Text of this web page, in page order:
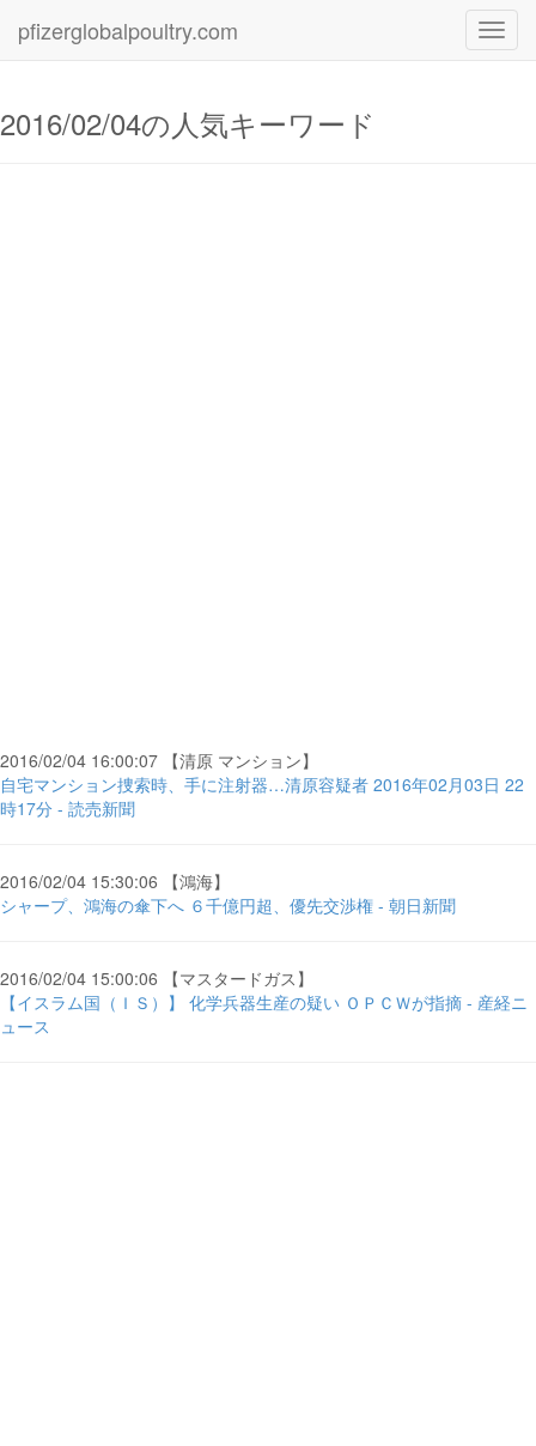
pfizerglobalpoultry.com
2016/02/04の人気キーワード
2016/02/04 16:00:07 【清原 マンション】
自宅マンション捜索時、手に注射器…清原容疑者 2016年02月03日 22
時17分 - 読売新聞
2016/02/04 15:30:06 【鴻海】
シャープ、鴻海の傘下へ ６千億円超、優先交渉権 - 朝日新聞
2016/02/04 15:00:06 【マスタードガス】
【イスラム国（ＩＳ）】 化学兵器生産の疑い ＯＰＣＷが指摘 - 産経ニ
ュース